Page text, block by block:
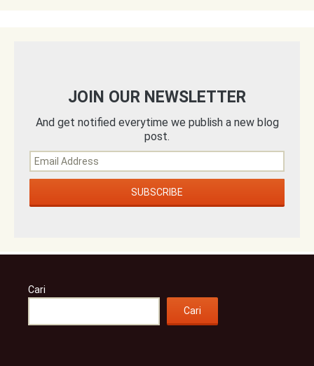
JOIN OUR NEWSLETTER
And get notified everytime we publish a new blog
post.
Cari
Cari